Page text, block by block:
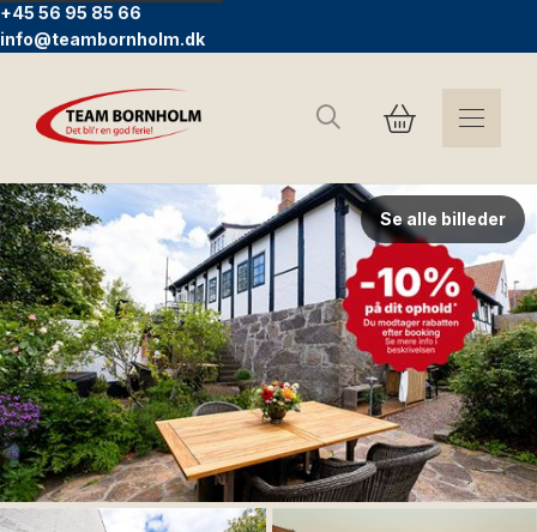
+45 56 95 85 66
info@teambornholm.dk
Søg
Se alle billeder